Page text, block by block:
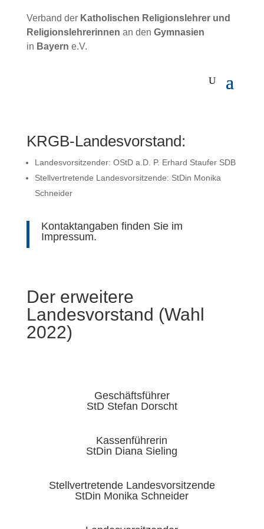
Verband der Katholischen Religionslehrer und
Religionslehrerinnen an den Gymnasien
in Bayern e.V.
KRGB-Landesvorstand:
Landesvorsitzender: OStD a.D. P. Erhard Staufer SDB
Stellvertretende Landesvorsitzende: StDin Monika
Schneider
Kontaktangaben finden Sie im
Impressum.
Der erweitere
Landesvorstand (Wahl
2022)
Geschäftsführer
StD Stefan Dorscht
Kassenführerin
StDin Diana Sieling
Stellvertretende Landesvorsitzende
StDin Monika Schneider